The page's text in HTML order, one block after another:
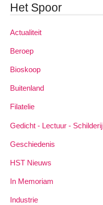
Het Spoor
Actualiteit
Beroep
Bioskoop
Buitenland
Filatelie
Gedicht - Lectuur - Schilderij
Geschiedenis
HST Nieuws
In Memoriam
Industrie